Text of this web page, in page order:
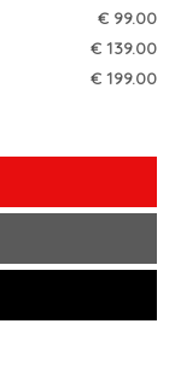
€ 99.00
€ 139.00
€ 199.00